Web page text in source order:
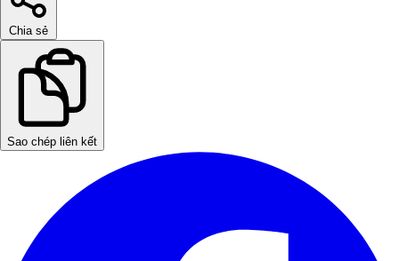
Chia sẻ
Sao chép liên kết